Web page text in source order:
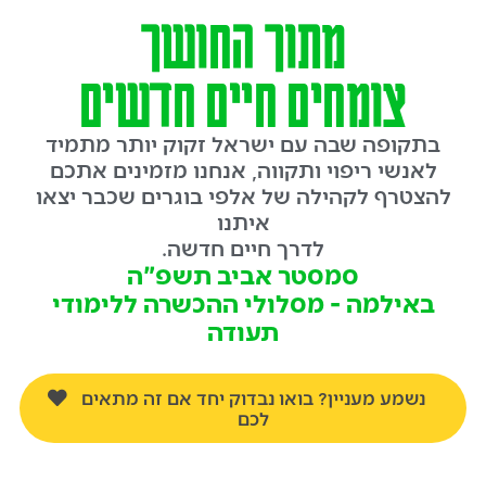
מתוך החושך
צומחים חיים חדשים
בתקופה שבה עם ישראל זקוק יותר מתמיד
לאנשי ריפוי ותקווה, אנחנו מזמינים אתכם
להצטרף לקהילה של אלפי בוגרים שכבר יצאו
איתנו
לדרך חיים חדשה.
סמסטר אביב תשפ"ה
באילמה - מסלולי ההכשרה ללימודי
תעודה
נשמע מעניין? בואו נבדוק יחד אם זה מתאים
לכם